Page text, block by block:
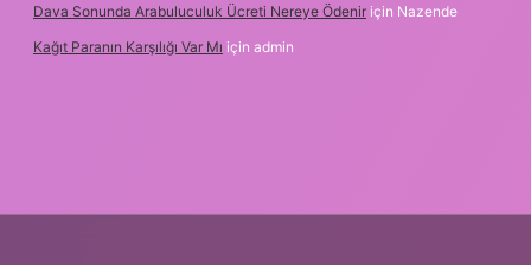
Dava Sonunda Arabuluculuk Ücreti Nereye Ödenir için Nazende
Kağıt Paranın Karşılığı Var Mı için admin